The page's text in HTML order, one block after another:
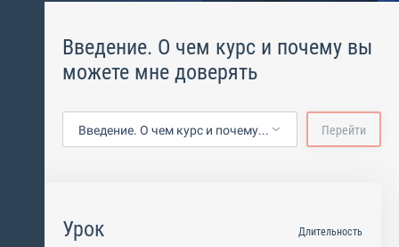
Введение. О чем курс и почему вы
можете мне доверять
Введение. О чем курс и почему вы можете мне доверять Перейти
Урок Длительность